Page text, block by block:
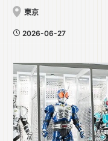
東京
2026-06-27